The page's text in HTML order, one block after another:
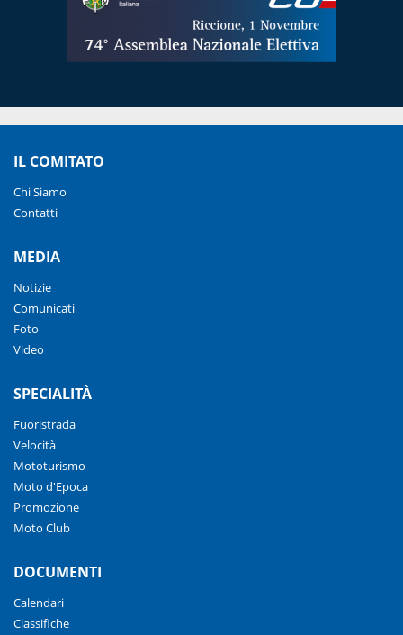
IL COMITATO
Chi Siamo
Contatti
MEDIA
Notizie
Comunicati
Foto
Video
SPECIALITÀ
Fuoristrada
Velocità
Mototurismo
Moto d'Epoca
Promozione
Moto Club
DOCUMENTI
Calendari
Classifiche